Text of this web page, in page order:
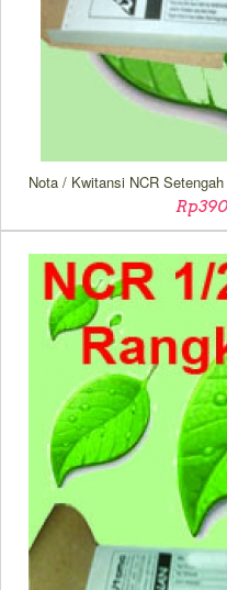
Nota / Kwitansi NCR